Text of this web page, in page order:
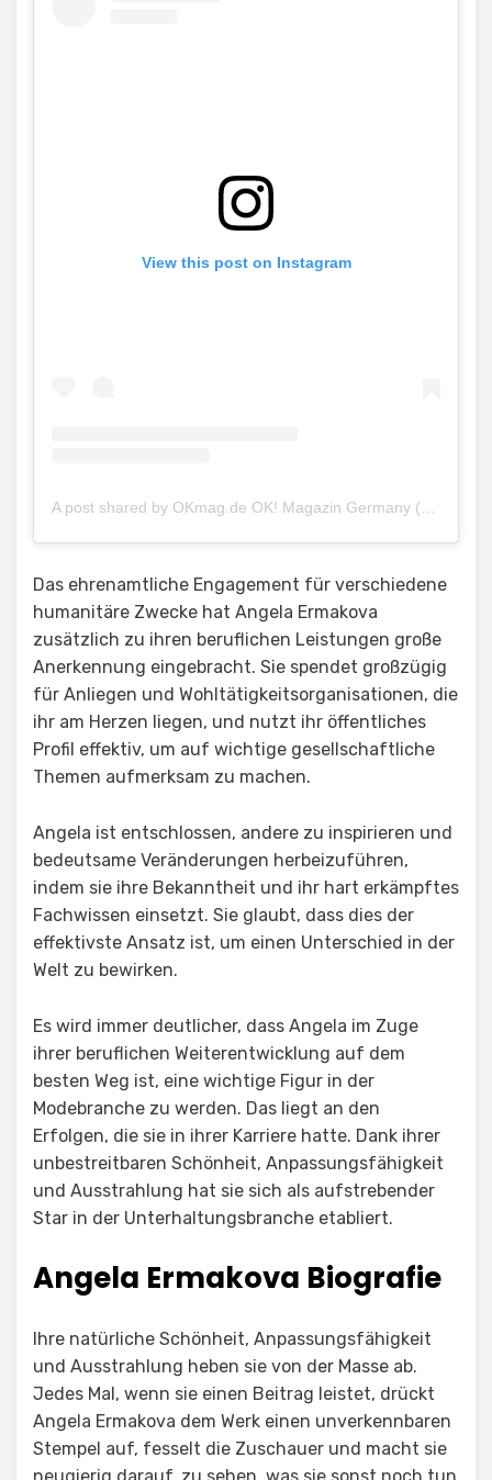
View this post on Instagram
Das ehrenamtliche Engagement für verschiedene
humanitäre Zwecke hat Angela Ermakova
zusätzlich zu ihren beruflichen Leistungen große
Anerkennung eingebracht. Sie spendet großzügig
für Anliegen und Wohltätigkeitsorganisationen, die
ihr am Herzen liegen, und nutzt ihr öffentliches
Profil effektiv, um auf wichtige gesellschaftliche
Themen aufmerksam zu machen.
Angela ist entschlossen, andere zu inspirieren und
bedeutsame Veränderungen herbeizuführen,
indem sie ihre Bekanntheit und ihr hart erkämpftes
Fachwissen einsetzt. Sie glaubt, dass dies der
effektivste Ansatz ist, um einen Unterschied in der
Welt zu bewirken.
Es wird immer deutlicher, dass Angela im Zuge
ihrer beruflichen Weiterentwicklung auf dem
besten Weg ist, eine wichtige Figur in der
Modebranche zu werden. Das liegt an den
Erfolgen, die sie in ihrer Karriere hatte. Dank ihrer
unbestreitbaren Schönheit, Anpassungsfähigkeit
und Ausstrahlung hat sie sich als aufstrebender
Star in der Unterhaltungsbranche etabliert.
Angela Ermakova Biografie
Ihre natürliche Schönheit, Anpassungsfähigkeit
und Ausstrahlung heben sie von der Masse ab.
Jedes Mal, wenn sie einen Beitrag leistet, drückt
Angela Ermakova dem Werk einen unverkennbaren
Stempel auf, fesselt die Zuschauer und macht sie
neugierig darauf, zu sehen, was sie sonst noch tun